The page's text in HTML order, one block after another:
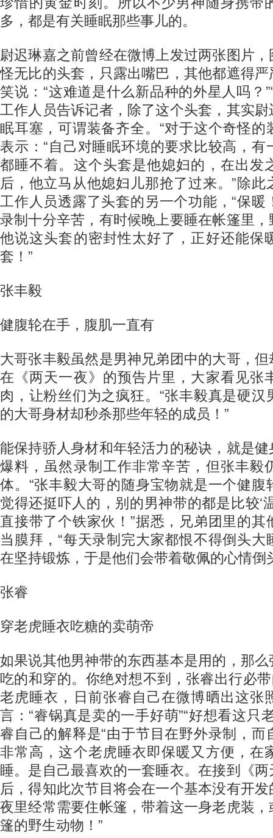
多，都是有关睡眠那些事儿的。
尉迟琳嘉之前曾经在微博上发过两张图片
怪无比的头套，只露出嘴巴，其他都遮得
笑说：“这难道是什么新品种的外星人吗？
工作人员告诉记者，除了这个头套，其实
眠耳塞，可谓装备齐全。“对于这个奇怪的
表示：“自己对睡眠环境的要求比较高，有
都睡不着。这个头套是他媳妇的，在出发
后，他立马从他媳妇儿那抢了过来。”除
工作人员透露了头套的另一个功能，“保暖
录制十分辛苦，有时候晚上要睡在帐篷里
他说这头套的密封性太好了，正好还能保
套！”
张丰毅
健腹轮在手，腹肌一直有
大哥张丰毅虽然是男神兄弟团中的大哥，
在《两天一夜》的预告片里，大家看见张
肉，让粉丝们为之疯狂。“张丰毅真是硬汉
的大哥身材却秒杀那些年轻的成员！”
能保持骄人身材和年轻活力的秘诀，就是
爆料，虽然录制工作非常辛苦，但张丰毅
体。“张丰毅大哥的随身宝物就是一个健腹
觉得还挺吓人的，别的男神带的都是比较‘
直接带了个铁家伙！”据悉，兄弟团里的其
当膜拜，“每天录制完大家都恨不得倒头大
在坚持锻炼，于是他们会带着敬佩的心情倒
张睿
穿老虎睡衣吃糖的卖萌帝
如果说其他男神带的东西基本是用的，那
吃的和穿的。你绝对想不到，张睿出行必
老虎睡衣，日前张睿自己在微博晒出这张
言：“睿锅真是卖的一手好萌”“好想看这只
睿自己的解释是“由于节目在野外录制，而
非常高，这个老虎睡衣即保暖又方便，在
睡。是自己最喜欢的一套睡衣。在接到《
后，得知此次节目将会在一个基本没有开
夜里经常需要住帐篷，带着这一身老虎装
篷的野生动物！”